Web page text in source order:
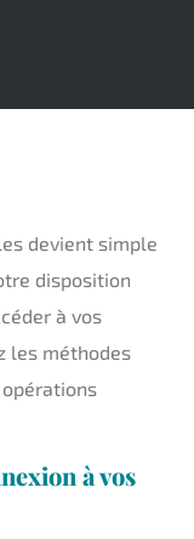
devient simple
disposition
à vos
les méthodes
à vos